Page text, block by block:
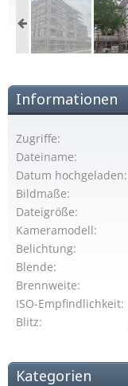
Informationen
Zugriffe
Dateiname
Datum hochgeladen
Bildmaße
Dateigröße
Kameramodell
Belichtung
Blende
Brennweite
ISO-Empfindlichkeit
Blitz
Kategorien